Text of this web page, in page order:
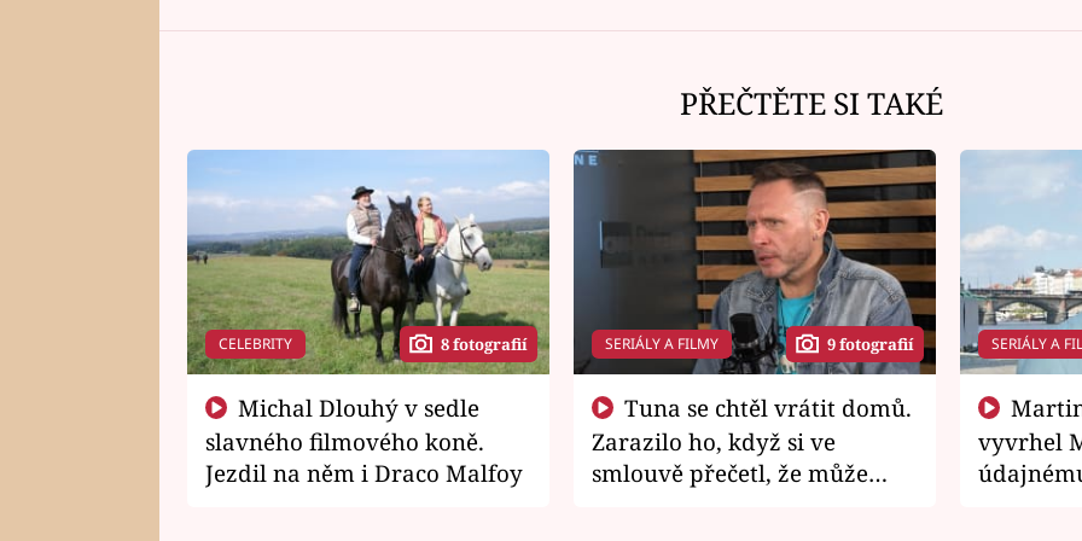
PŘEČTĚTE SI TAKÉ
CELEBRITY 8 fotografií
slavného filmového koně.
Jezdil na něm i Draco Malfoy
SERIÁLY A FILMY 9 fotografií
Zarazilo ho, když si ve
smlouvě přečetl, že může
SERIÁLY A
vyvrhel